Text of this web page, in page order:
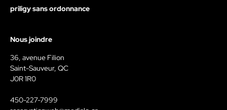
priligy sans ordonnance
Nous joindre
36, avenue Filion
Saint-Sauveur, QC
J0R 1R0
450-227-7999